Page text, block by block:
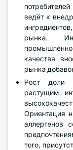
ведёт к
рынка.
качества
рынка
Рост доли
растущим
Ориентация
аллергенов
того,